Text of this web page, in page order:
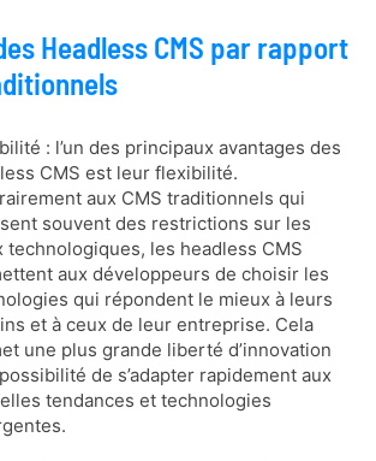
Headless CMS par rapport
: l’un des principaux avantages des
CMS est leur flexibilité.
aux CMS traditionnels qui
souvent des restrictions sur les
technologiques, les headless CMS
aux développeurs de choisir les
qui répondent le mieux à leurs
et à ceux de leur entreprise. Cela
une plus grande liberté d’innovation
de s’adapter rapidement aux
tendances et technologies